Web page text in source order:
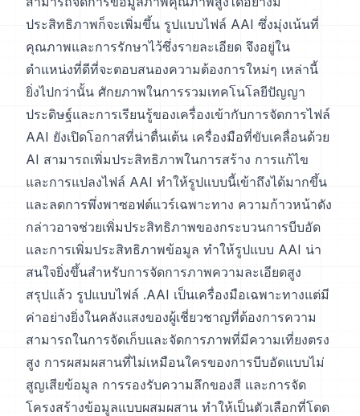
ประสิทธิภาพก็จะเพิ่มขึ้น รูปแบบไฟล์ AAI ซึ่งมุ่งเน้นที่
คุณภาพและการรักษาไว้ซึ่งรายละเอียด จึงอยู่ใน
ตำแหน่งที่ดีที่จะตอบสนองความต้องการใหม่ๆ เหล่านี้
ยิ่งไปกว่านั้น ศักยภาพในการรวมเทคโนโลยีปัญญา
ประดิษฐ์และการเรียนรู้ของเครื่องเข้ากับการจัดการไฟล์
AAI ยังเปิดโอกาสที่น่าตื่นเต้น เครื่องมือที่ขับเคลื่อนด้วย
AI สามารถเพิ่มประสิทธิภาพในการสร้าง การแก้ไข
และการแปลงไฟล์ AAI ทำให้รูปแบบนี้เข้าถึงได้มากขึ้น
และลดการพึ่งพาซอฟต์แวร์เฉพาะทาง ความก้าวหน้าดัง
กล่าวอาจช่วยเพิ่มประสิทธิภาพของกระบวนการบีบอัด
และการเพิ่มประสิทธิภาพข้อมูล ทำให้รูปแบบ AAI น่า
สนใจยิ่งขึ้นสำหรับการจัดการภาพความละเอียดสูง
สรุปแล้ว รูปแบบไฟล์ .AAI เป็นเครื่องมือเฉพาะทางแต่มี
ค่าอย่างยิ่งในคลังแสงของผู้เชี่ยวชาญที่ต้องการความ
สามารถในการจัดเก็บและจัดการภาพที่มีความเที่ยงตรง
สูง การผสมผสานที่ไม่เหมือนใครของการบีบอัดแบบไม่
สูญเสียข้อมูล การรองรับความลึกของสี และการจัด
โครงสร้างข้อมูลแบบผสมผสาน ทำให้เป็นตัวเลือกที่โดด